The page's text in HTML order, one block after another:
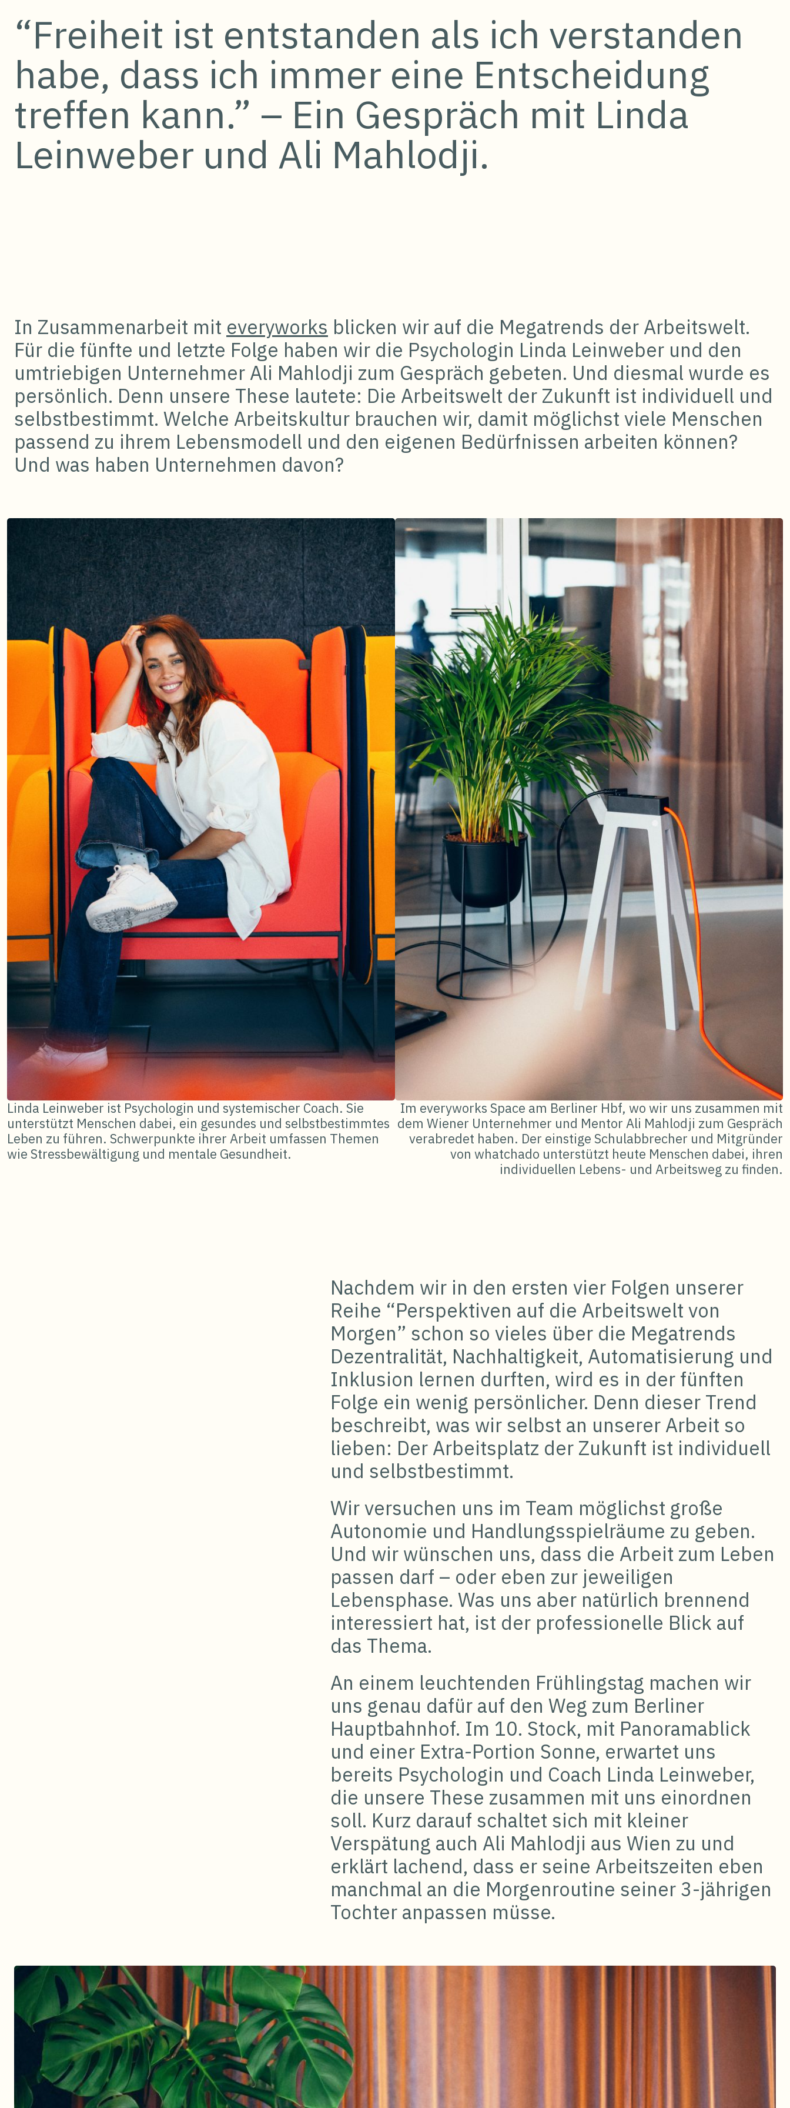
“Freiheit ist entstanden als ich verstanden
habe, dass ich immer eine Entscheidung
treffen kann.” – Ein Gespräch mit Linda
Leinweber und Ali Mahlodji.
In Zusammenarbeit mit everyworks blicken wir auf die Megatrends der Arbeitswelt.
Für die fünfte und letzte Folge haben wir die Psychologin Linda Leinweber und den
umtriebigen Unternehmer Ali Mahlodji zum Gespräch gebeten. Und diesmal wurde es
persönlich. Denn unsere These lautete: Die Arbeitswelt der Zukunft ist individuell und
selbstbestimmt. Welche Arbeitskultur brauchen wir, damit möglichst viele Menschen
passend zu ihrem Lebensmodell und den eigenen Bedürfnissen arbeiten können?
Und was haben Unternehmen davon?
Linda Leinweber ist Psychologin und systemischer Coach. Sie
unterstützt Menschen dabei, ein gesundes und selbstbestimmtes
Leben zu führen. Schwerpunkte ihrer Arbeit umfassen Themen
wie Stressbewältigung und mentale Gesundheit.
Im everyworks Space am Berliner Hbf, wo wir uns zusammen mit
dem Wiener Unternehmer und Mentor Ali Mahlodji zum Gespräch
verabredet haben. Der einstige Schulabbrecher und Mitgründer
von whatchado unterstützt heute Menschen dabei, ihren
individuellen Lebens- und Arbeitsweg zu finden.
Nachdem wir in den ersten vier Folgen unserer
Reihe “Perspektiven auf die Arbeitswelt von
Morgen” schon so vieles über die Megatrends
Dezentralität, Nachhaltigkeit, Automatisierung und
Inklusion lernen durften, wird es in der fünften
Folge ein wenig persönlicher. Denn dieser Trend
beschreibt, was wir selbst an unserer Arbeit so
lieben: Der Arbeitsplatz der Zukunft ist individuell
und selbstbestimmt.
Wir versuchen uns im Team möglichst große
Autonomie und Handlungsspielräume zu geben.
Und wir wünschen uns, dass die Arbeit zum Leben
passen darf – oder eben zur jeweiligen
Lebensphase. Was uns aber natürlich brennend
interessiert hat, ist der professionelle Blick auf
das Thema.
An einem leuchtenden Frühlingstag machen wir
uns genau dafür auf den Weg zum Berliner
Hauptbahnhof. Im 10. Stock, mit Panoramablick
und einer Extra-Portion Sonne, erwartet uns
bereits Psychologin und Coach Linda Leinweber,
die unsere These zusammen mit uns einordnen
soll. Kurz darauf schaltet sich mit kleiner
Verspätung auch Ali Mahlodji aus Wien zu und
erklärt lachend, dass er seine Arbeitszeiten eben
manchmal an die Morgenroutine seiner 3-jährigen
Tochter anpassen müsse.